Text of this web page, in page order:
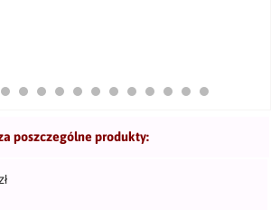
poszczególne produkty: